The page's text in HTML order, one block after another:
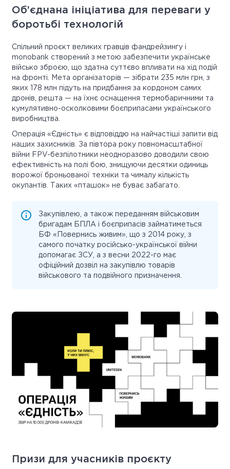
Об’єднана ініціатива для переваги у
боротьбі технологій
Спільний проєкт великих гравців фандрейзингу і
monobank створений з метою забезпечити українське
військо зброєю, що здатна суттєво впливати на хід подій
на фронті. Мета організаторів — зібрати 235 млн грн, з
яких 178 млн підуть на придбання за кордоном самих
дронів, решта — на їхнє оснащення термобаричними та
кумулятивно-осколковими боєприпасами українського
виробництва.
Операція «Єдність» є відповіддю на найчастіші запити від
наших захисників. За півтора року повномасштабної
війни FPV-безпілотники неодноразово доводили свою
ефективність на полі бою, знищуючи десятки одиниць
ворожої броньованої техніки та чималу кількість
окупантів. Таких «пташок» не буває забагато.
Закупівлею, а також переданням військовим
бригадам БПЛА і боєприпасів займатиметься
БФ «Повернись живим», що з 2014 року, з
самого початку російсько-української війни
допомагає ЗСУ, а з весни 2022-го має
офіційний дозвіл на закупівлю товарів
військового та подвійного призначення.
Призи для учасників проєкту